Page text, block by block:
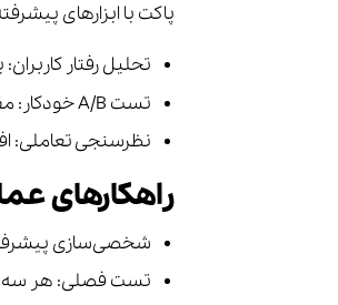
پاکت با ابزارهای
تحلیل رفتار
تست A/B خودکار: مقایسه زمان‌های مختلف (مثلاً ۸ صبح در مقابل ۶ عصر) برای یک کمپین.
نظرسنجی تعاملی:
راهکارهای
شخصی‌سازی
تست فصلی: هر سه